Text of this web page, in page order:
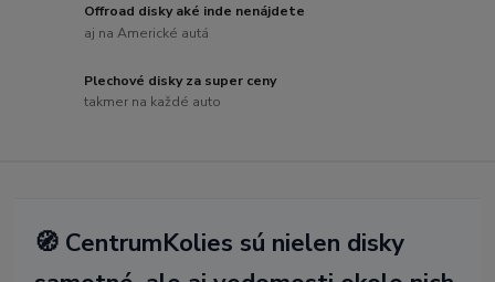
Offroad disky aké inde nenájdete
aj na Americké autá
Plechové disky za super ceny
takmer na každé auto
🧭 CentrumKolies sú nielen disky